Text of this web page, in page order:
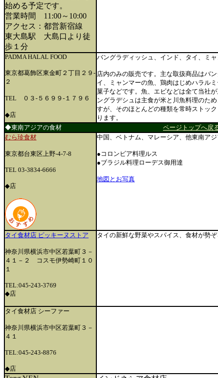
始める予定です。
営業時間 11:00～10:00
アクセス：都営新宿線
東大島駅 大島口より徒
歩１分
PADMA HALAL FOOD
東京都葛飾区東金町２丁目２９-
２
TEL ０３-５６９９-１７９６
◆店
バングラディッシュ、インド、タイ、ミ
店内のみの販売です。主な取扱商品はバ
イ、ミャンマーの魚、鶏肉はじめハラル
菓子などです。魚、エビなどは全て当社
ングラデシュは主食が米と川魚料理のた
すが、そのほとんどの種類を常時ストッ
ります。
◆東南アジアの食材 ページトップへ戻
むら珍食材
東京都台東区上野-4-7-8
TEL 03-3834-6666
◆店
中国、ベトナム、マレーシア、他東南ア
●コロンビア料理ルス
●ブラジル料理ローデス御用達
地図とお写真
タイ食材店 ピッキーヌストア
神奈川県横浜市中区若葉町３－
４１－２ コスモ伊勢崎町１０
１
TEL:045-243-3769
◆店
タイの新鮮な野菜やスパイス、食材が勢
タイ食材店 シーファー
神奈川県横浜市中区若葉町３－
４１
TEL:045-243-8876
◆店